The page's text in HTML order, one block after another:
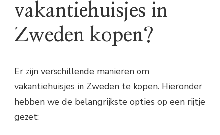
vakantiehuisjes in
Zweden kopen?
Er zijn verschillende manieren om
vakantiehuisjes in Zweden te kopen. Hieronder
hebben we de belangrijkste opties op een rijtje
gezet: